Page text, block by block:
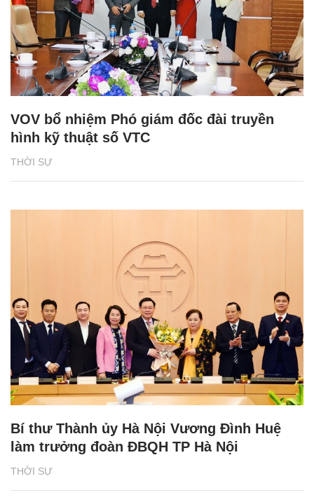
THỜI SỰ
VOV bổ nhiệm Phó giám đốc đài truyền
hình kỹ thuật số VTC
THỜI SỰ
Bí thư Thành ủy Hà Nội Vương Đình Huệ
làm trưởng đoàn ĐBQH TP Hà Nội